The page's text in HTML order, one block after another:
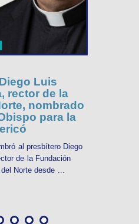
Luis
rector de la
nombrado
para la
al presbítero Diego
de la Fundación
Norte desde ...